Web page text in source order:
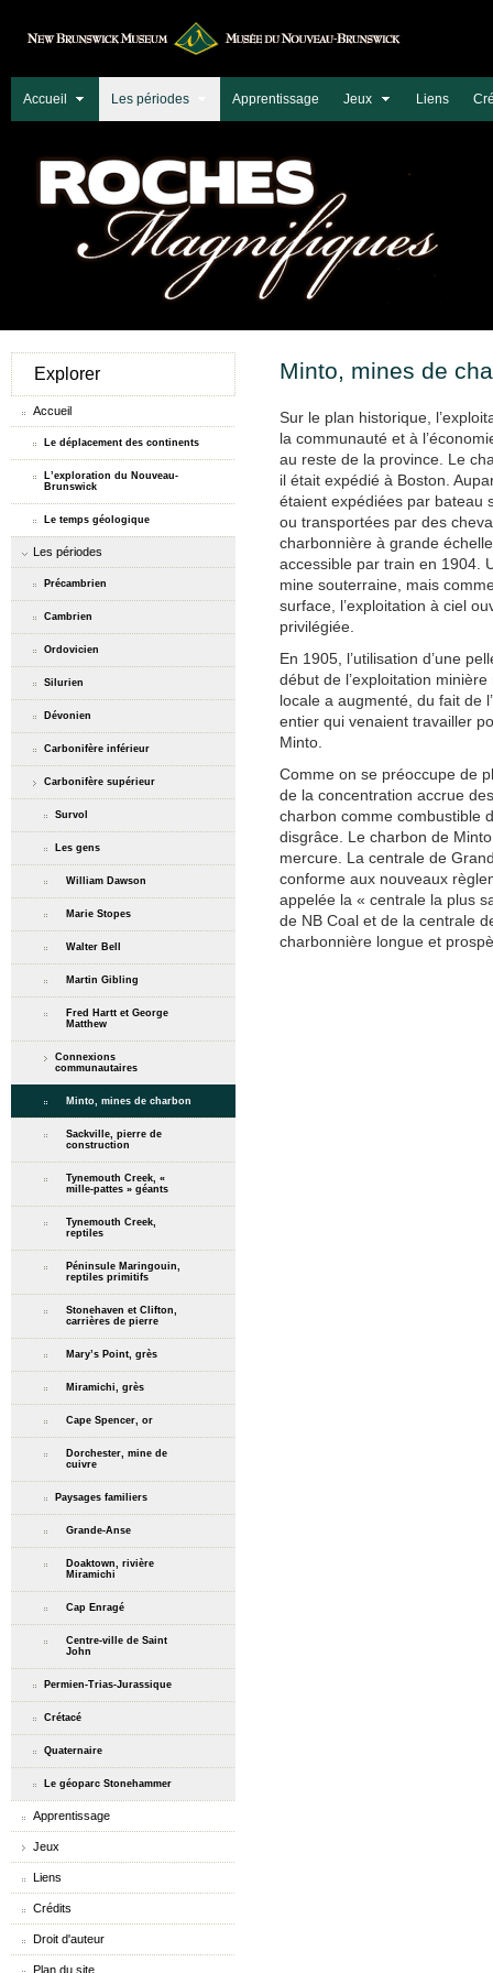
Accueil Les périodes Apprentissage Jeux Liens
Explorer
Accueil
Le déplacement des continents
L’exploration du Nouveau-
Brunswick
Le temps géologique
Les périodes
Précambrien
Cambrien
Ordovicien
Silurien
Dévonien
Carbonifère inférieur
Carbonifère supérieur
Survol
Les gens
William Dawson
Marie Stopes
Walter Bell
Martin Gibling
Fred Hartt et George
Matthew
Connexions
communautaires
Minto, mines de charbon
Sackville, pierre de
construction
Tynemouth Creek, «
mille-pattes » géants
Tynemouth Creek,
reptiles
Péninsule Maringouin,
reptiles primitifs
Stonehaven et Clifton,
carrières de pierre
Mary’s Point, grès
Miramichi, grès
Cape Spencer, or
Dorchester, mine de
cuivre
Paysages familiers
Grande-Anse
Doaktown, rivière
Miramichi
Cap Enragé
Centre-ville de Saint
John
Permien-Trias-Jurassique
Crétacé
Quaternaire
Le géoparc Stonehammer
Apprentissage
Jeux
Liens
Crédits
Droit d'auteur
Plan du site
Minto, mines de
Sur le plan historique,
la communauté et à
au reste de la province. Le
il était expédié à Boston.
étaient expédiées par bateau
ou transportées par des
charbonnière à grande
accessible par train en 1904.
mine souterraine, mais
surface, l’exploitation à ciel
privilégiée.
En 1905, l’utilisation d’une
début de l’exploitation
locale a augmenté, du fait de
entier qui venaient travailler
Minto
Comme on se préoccupe de
de la concentration accrue
charbon comme combustible
disgrâce. Le charbon de Minto
mercure. La centrale de
conforme aux nouveaux
appelée la « centrale la plus
de NB Coal et de la centrale
charbonnière longue et